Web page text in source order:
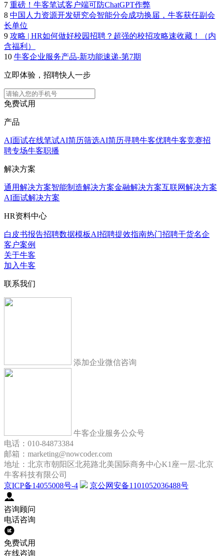
7 重磅！牛客笔试客户端可防ChatGPT作弊
8 中国人力资源开发研究会智能分会成功换届，牛客获任副会
长单位
9 攻略 | HR如何做好校园招聘？超强的校招攻略速收藏！（内
含福利）
10 牛客企业服务产品-新功能速递-第7期
立即体验，招聘快人一步
免费试用
产品
AI面试在线笔试AI简历筛选AI简历寻聘牛客优聘牛客竞赛招
聘专场牛客职播
解决方案
通用解决方案智能制造解决方案金融解决方案互联网解决方案
AI面试解决方案
HR资料中心
白皮书报告招聘数据模板AI招聘提效指南热门招聘干货名企
客户案例
关于牛客
加入牛客
联系我们
添加企业微信咨询
牛客企业服务公众号
电话：010-84873384
邮箱：marketing@nowcoder.com
地址：北京市朝阳区北苑路北美国际商务中心K1座一层-北京
牛客科技有限公司
京ICP备14055008号-4
京公网安备1101052036488号
咨询顾问
电话咨询
免费试用
在线咨询